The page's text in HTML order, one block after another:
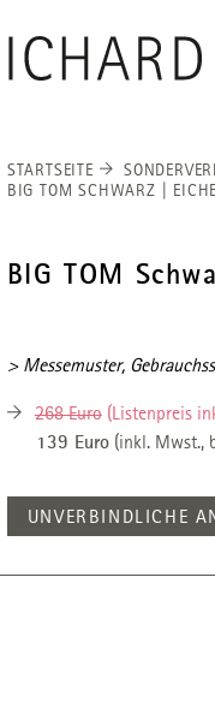
RICHARD
STARTSEITE
BIG TOM SCHWARZ |
BIG TOM
> Messemuster,
268 Euro(Listenpreis
139 Euro(inkl. Mwst.,
UNVERBINDLICHE